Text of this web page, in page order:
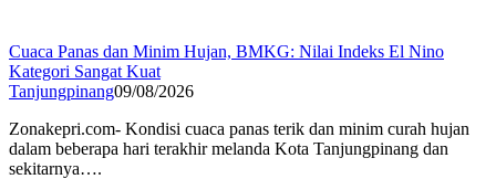
Cuaca Panas dan Minim Hujan, BMKG: Nilai Indeks El Nino
Kategori Sangat Kuat
Tanjungpinang09/08/2026
Zonakepri.com- Kondisi cuaca panas terik dan minim curah hujan
dalam beberapa hari terakhir melanda Kota Tanjungpinang dan
sekitarnya….